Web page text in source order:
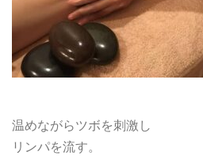
温めながらツボを刺激し
リンパを流す。